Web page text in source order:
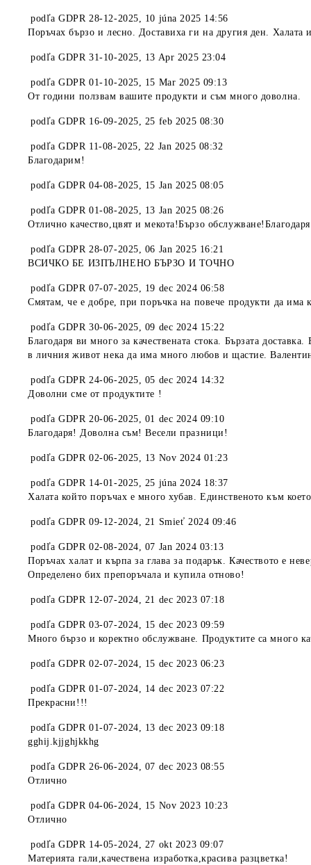
podľaGDPR 28-12-2025, 10 júna 2025 14:56
Поръчах бързо и лесно. Доставиха ги на другия ден.
podľaGDPR 31-10-2025, 13 Apr 2025 23:04
podľaGDPR 01-10-2025, 15 Mar 2025 09:13
От години ползвам вашите продукти и съм много доволна.
podľaGDPR 16-09-2025, 25 feb 2025 08:30
podľaGDPR 11-08-2025, 22 Jan 2025 08:32
Благодарим!
podľaGDPR 04-08-2025, 15 Jan 2025 08:05
podľaGDPR 01-08-2025, 13 Jan 2025 08:26
Отлично качество,цвят и мекота!Бързо
podľaGDPR 28-07-2025, 06 Jan 2025 16:21
ВСИЧКО БЕ ИЗПЪЛНЕНО БЪРЗО И ТОЧНО
podľaGDPR 07-07-2025, 19 dec 2024 06:58
Смятам, че е добре, при поръчка на повече продукти да има
podľaGDPR 30-06-2025, 09 dec 2024 15:22
Благодаря ви много за качествената стока. Бързата
в личния живот нека да има много любов и щастие.
podľaGDPR 24-06-2025, 05 dec 2024 14:32
Доволни сме от продуктите !
podľaGDPR 20-06-2025, 01 dec 2024 09:10
Благодаря! Доволна съм! Весели празници!
podľaGDPR 02-06-2025, 13 Nov 2024 01:23
podľaGDPR 14-01-2025, 25 júna 2024 18:37
Халата който поръчах е много хубав. Единственото към
podľaGDPR 09-12-2024, 21 Smieť 2024 09:46
podľaGDPR 02-08-2024, 07 Jan 2024 03:13
Поръчах халат и кърпа за глава за подарък. Качеството е
Определено бих препоръчала и купила отново!
podľaGDPR 12-07-2024, 21 dec 2023 07:18
podľaGDPR 03-07-2024, 15 dec 2023 09:59
Много бързо и коректно обслужване. Продуктите са много
podľaGDPR 02-07-2024, 15 dec 2023 06:23
podľaGDPR 01-07-2024, 14 dec 2023 07:22
Прекрасни!!!
podľaGDPR 01-07-2024, 13 dec 2023 09:18
gghij.kjjghjkkhg
podľaGDPR 26-06-2024, 07 dec 2023 08:55
Отлично
podľaGDPR 04-06-2024, 15 Nov 2023 10:23
Отлично
podľaGDPR 14-05-2024, 27 okt 2023 09:07
Материята гали,качествена изработка,красива разцветка!